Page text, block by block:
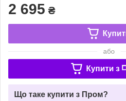
2 695 ₴
або
Купити з
Що таке купити з Пром?